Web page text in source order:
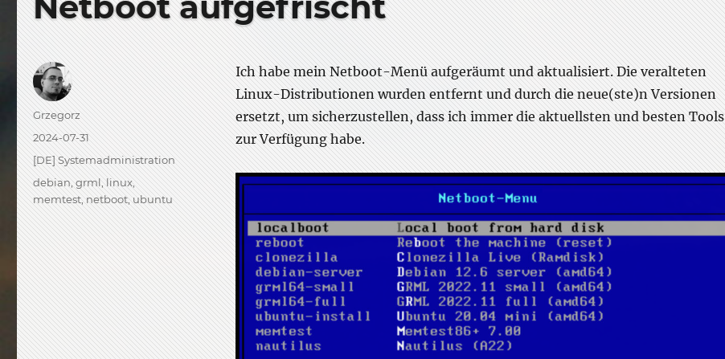
Ich habe mein Netboot-Menü aufgeräumt und aktualisiert. Die veralteten
Linux-Distributionen wurden entfernt und durch die neue(ste)n Versionen
ersetzt, um sicherzustellen, dass ich immer die aktuellsten und besten Tools
zur Verfügung habe.
Author
Grzegorz
Posted
on
2024-07-31
Categories
[DE] Systemadministration
Tags
debian,grml, linux,
memtest,netboot, ubuntu